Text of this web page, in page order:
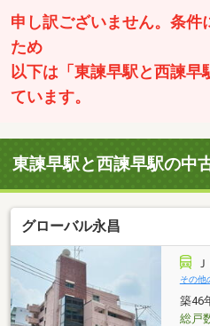
申し訳ございません。条件
ため
以下は「東諫早駅と西諫早
ています。
東諫早駅と西諫早駅の中
グローバル永昌
その他
築46
総戸